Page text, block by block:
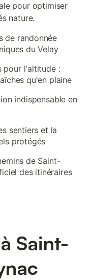
pour optimiser
nature.
de randonnée
du Velay
pour l'altitude :
qu'en plaine
indispensable en
sentiers et la
protégés
de Saint-
des itinéraires
Saint-